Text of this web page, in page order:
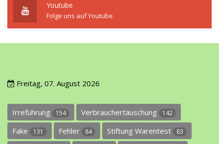
Youtube
Folge uns auf Youtube
Freitag, 07. August 2026
Irreführung 154 Verbrauchertäuschung 142
Fake 131 Fehler 84 Stiftung Warentest 83